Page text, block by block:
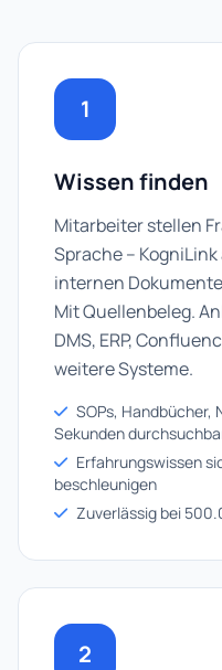
1
Wissen finden
Mitarbeiter stellen
Sprache –
internen
Mit Quellenbeleg.
DMS, ERP,
weitere Systeme.
SOPs, Handbücher,
Sekunden
Erfahrungswissen
beschleunigen
Zuverlässig bei
2